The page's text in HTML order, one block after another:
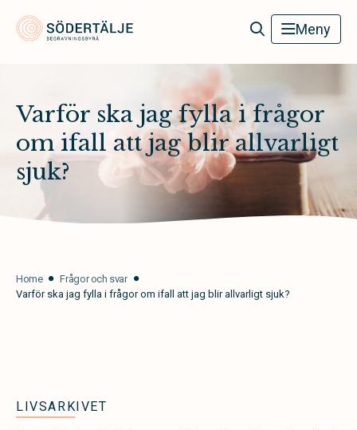
Södertälje Begravningsbyrå Meny
Varför ska jag fylla i frågor
om ifall att jag blir allvarligt
sjuk?
Home
Frågor och svar
Varför ska jag fylla i frågor om ifall att jag blir allvarligt sjuk?
LIVSARKIVET